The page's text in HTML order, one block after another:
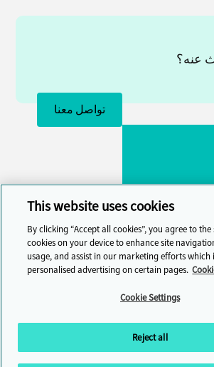
→
عنه؟
تواصل معنا
This website uses cookies
By clicking “Accept all cookies”, you agree to
cookies on your device to enhance site
usage, and assist in our marketing efforts which
personalised advertising on certain pages.
Cookie Settings
Reject all